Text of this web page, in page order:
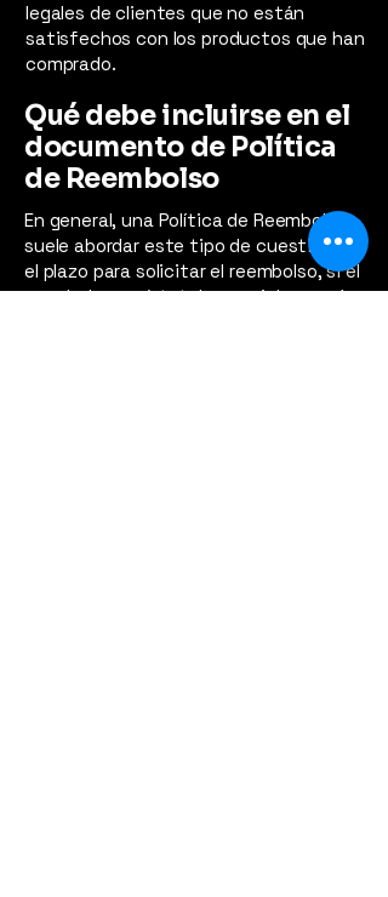
legales de clientes que no están
satisfechos con los productos que han
comprado.
Qué debe incluirse en el
documento de Política
de Reembolso
En general, una Política de Reembolso
suele abordar este tipo de cuestiones:
el plazo para solicitar el reembolso, si el
reembolso será total o parcial, en qué